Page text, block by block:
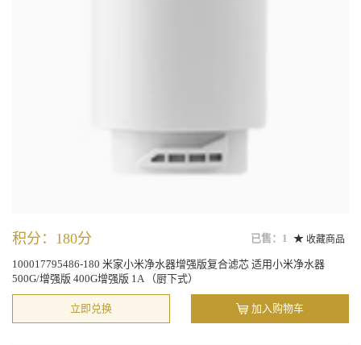
已售：1 收藏商品
积分：180分
100017795486-180 米家小米净水器增强版复合滤芯 适用小米净水器
500G/增强版 400G增强版 1A （厨下式）
立即兑换 加入购物车